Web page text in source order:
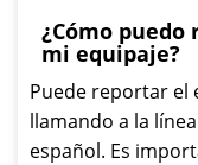
¿Cómo
mi equipaje?
Puede reportar el
llamando a la
español. Es